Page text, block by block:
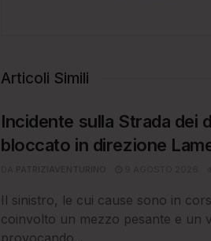
Articoli Simili
Incidente sulla Strada dei
bloccato in direzione
Il sinistro, le cui cause sono in
coinvolto un mezzo pesante e un
provocando...